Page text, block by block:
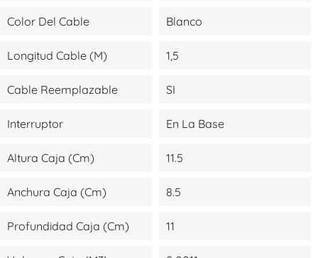
Color Del Cable Blanco
Longitud Cable (m) 1,5
Cable Reemplazable SI
Interruptor En La Base
Altura Caja (cm) 11.5
Anchura Caja (cm) 8.5
Profundidad Caja (cm) 11